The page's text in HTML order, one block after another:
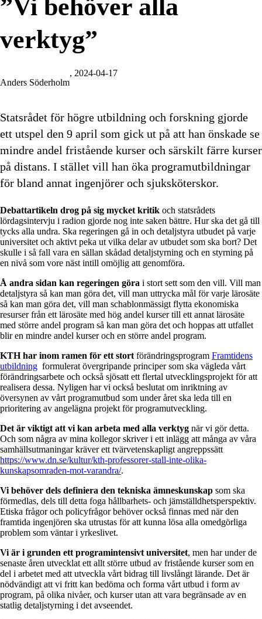
”Vi behöver alla
verktyg”
Anders Söderholm
, 2024-04-17
Statsrådet för högre utbildning och forskning gjorde
ett utspel den 9 april som gick ut på att han önskade se
mindre andel fristående kurser och särskilt färre kurser
på distans. I stället vill han öka programutbildningar
för bland annat ingenjörer och sjuksköterskor.
Debattartikeln drog på sig mycket kritik och statsrådets
lördagsintervju i radion gjorde nog inte saken bättre. Hur ska det gå till
tycks alla undra. Ska regeringen gå in och detaljstyra utbudet på varje
universitet och aktivt peka ut vilka delar av utbudet som ska bort? Det
skulle i så fall vara en sällan skådad detaljstyrning och en styrning på
en nivå som vore näst intill omöjlig att genomföra.
Å andra sidan kan regeringen göra i stort sett som den vill. Vill man
detaljstyra så kan man göra det, vill man uttrycka mål för varje lärosäte
så kan man göra det, vill man schablonmässigt flytta ekonomiska
resurser från ett lärosäte med hög andel kurser till ett annat lärosäte
med större andel program så kan man göra det och hoppas att utfallet
blir en mindre andel kurser och en större andel program.
KTH har inom ramen för ett stort förändringsprogram Framtidens
utbildning formulerat övergripande principer som ska vägleda vårt
förändringsarbete och också sjösatt ett flertal utvecklingsprojekt för att
realisera dessa. Nyligen har vi också beslutat om inriktning av
översynen av vårt programutbud som under året ska leda till en
prioritering av angelägna projekt för programutveckling.
Det är viktigt att vi kan arbeta med alla verktyg när vi gör detta.
Och som några av mina kollegor skriver i ett inlägg att många av våra
samhällsutmaningar kräver ett tvärvetenskapligt angreppssätt
https://www.dn.se/kultur/kth-professorer-stall-inte-olika-
kunskapsomraden-mot-varandra/.
Vi behöver dels definiera den tekniska ämneskunskap som ska
förmedlas, dels till detta foga hållbarhets- och jämställdhetsperspektiv.
Etiska frågor och policyfrågor behöver också finnas med när den
framtida ingenjören ska utrustas för att kunna lösa alla omedgörliga
problem som väntar i yrkeslivet.
Vi är i grunden ett programintensivt universitet, men har under de
senaste åren utvecklat ett allt större utbud av fristående kurser som en
del i arbetet med att utveckla vårt bidrag till livslångt lärande. Det är
nödvändigt att vi fritt kan bedöma och forma vårt utbud i form av
program, på olika nivåer, och kurser utan att vara begränsade av en
statlig detaljstyrning i det avseendet.